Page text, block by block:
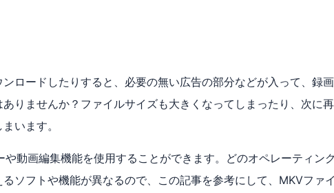
ロードしたりすると、必要の無い広告の部分などが入って、録
りませんか？ファイルサイズも大きくなってしまったり、次に
います。
動画編集機能を使用することができます。どのオペレーティン
ソフトや機能が異なるので、この記事を参考にして、MKVファ